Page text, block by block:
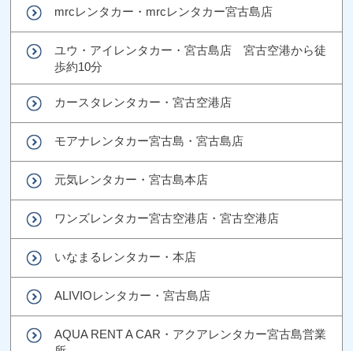
mrcレンタカー・mrcレンタカー宮古島店
ユウ・アイレンタカー・宮古島店 宮古空港から徒
歩約10分
カースタレンタカー・宮古空港店
モアナレンタカー宮古島・宮古島店
元気レンタカー・宮古島本店
ワンズレンタカー宮古空港店・宮古空港店
いなまるレンタカー・本店
ALIVIOレンタカー・宮古島店
AQUA RENT A CAR・アクアレンタカー宮古島営業